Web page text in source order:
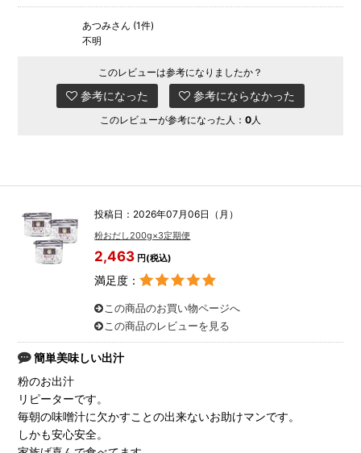
あつみさん (1件)
不明
このレビューは参考になりましたか？
参考になった 参考にならなかった
このレビューが参考になった人： 0 人
投稿日：2026年07月06日（月）
粉おだし200g×3定期便
2,463 円(税込)
満足度：
この商品のお買い物ページへ
この商品のレビューを見る
簡単美味しい出汁
粉のお出汁
リピーターです。
毎朝の味噌汁に欠かすことの出来ないお助けマンです。
しかも安心安全。